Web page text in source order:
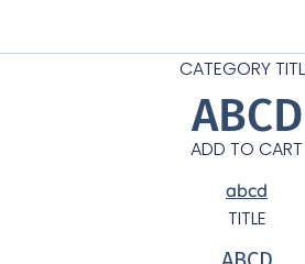
CATEGORY
ABCD
ADD TO CART
abcd
TITLE